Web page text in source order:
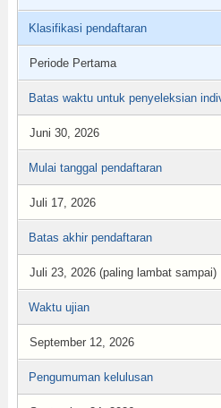
Klasifikasi pendaftaran
Periode Pertama
Batas waktu untuk penyeleksian
Juni 30, 2026
Mulai tanggal pendaftaran
Juli 17, 2026
Batas akhir pendaftaran
Juli 23, 2026 (paling lambat sampai)
Waktu ujian
September 12, 2026
Pengumuman kelulusan